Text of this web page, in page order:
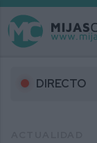
DIRECTO